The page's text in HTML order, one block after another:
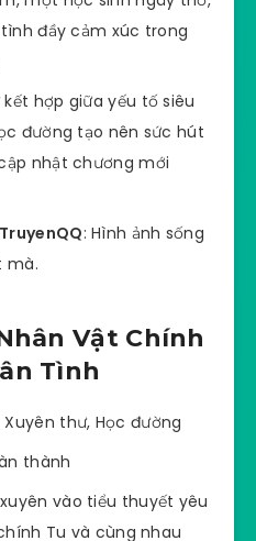
đầy cảm xúc trong
kết hợp giữa yếu tố siêu
đường tạo nên sức hút
nhật chương mới
: Hình ảnh sống
mà.
Vật Chính
Tình
Xuyên thư, Học đường
thành
vào tiểu thuyết yêu
Tu và cùng nhau